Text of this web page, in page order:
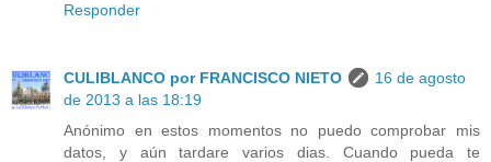
Responder
CULIBLANCO por FRANCISCO NIETO
16 de agosto
de 2013 a las 18:19
Anónimo en estos momentos no puedo comprobar mis
datos, y aún tardare varios dias. Cuando pueda te